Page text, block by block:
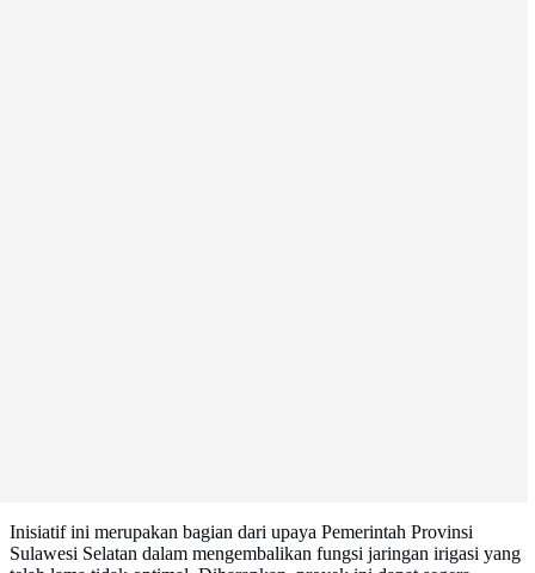
Inisiatif ini merupakan bagian dari upaya Pemerintah Provinsi
Sulawesi Selatan dalam mengembalikan fungsi jaringan irigasi yang